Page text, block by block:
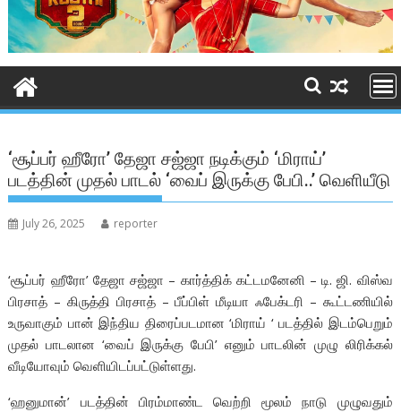
‘சூப்பர் ஹீரோ’ தேஜா சஜ்ஜா நடிக்கும் ‘மிராய்’
படத்தின் முதல் பாடல் ‘வைப் இருக்கு பேபி..’ வெளியீடு
July 26, 2025 reporter
‘சூப்பர் ஹீரோ’ தேஜா சஜ்ஜா – கார்த்திக் கட்டமனேனி – டி. ஜி. விஸ்வ
பிரசாத் – கிருத்தி பிரசாத் – பீப்பிள் மீடியா ஃபேக்டரி – கூட்டணியில்
உருவாகும் பான் இந்திய திரைப்படமான ‘மிராய் ‘ படத்தில் இடம்பெறும்
முதல் பாடலான ‘வைப் இருக்கு பேபி’ எனும் பாடலின் முழு லிரிக்கல்
வீடியோவும் வெளியிடப்பட்டுள்ளது.
‘ஹனுமான்’ படத்தின் பிரம்மாண்ட வெற்றி மூலம் நாடு முழுவதும்